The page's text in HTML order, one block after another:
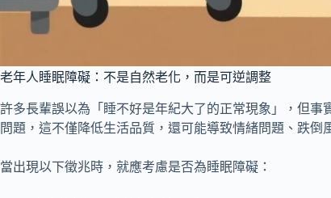
老年人睡眠障礙：不是自然老化，而是可逆調整
許多長輩誤以為「睡不好是年紀大了的正常現象」，但事
問題，這不僅降低生活品質，還可能導致情緒問題、跌倒
當出現以下徵兆時，就應考慮是否為睡眠障礙：